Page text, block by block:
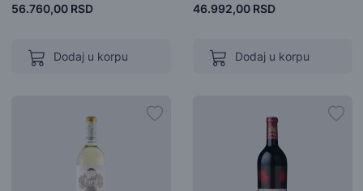
56.760,00 RSD
Dodaj u korpu
46.992,00 RSD
Dodaj u korpu